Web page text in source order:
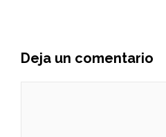
Deja un comentario